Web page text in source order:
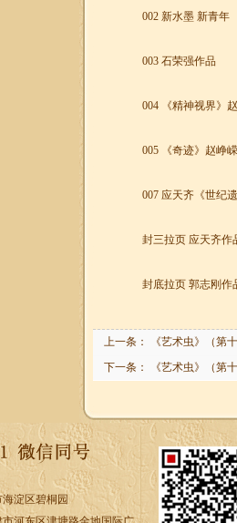
002 新水墨 新青年
003 石荣强作品
004 《精神视界》
005 《奇迹》赵峥
007 应天齐《世纪
封三拉页 应天齐作
封底拉页 郭志刚作
上一条：
《艺术虫》（第
下一条：
《艺术虫》（第
淀区碧桐园